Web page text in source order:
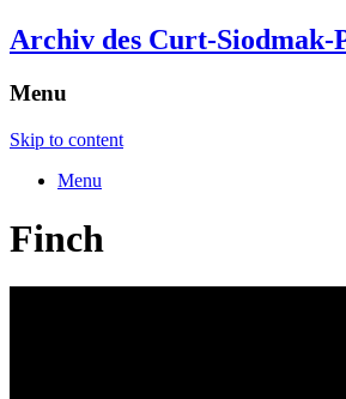
Archiv des Curt-Siodmak-
Menu
Skip to content
Menu
Finch